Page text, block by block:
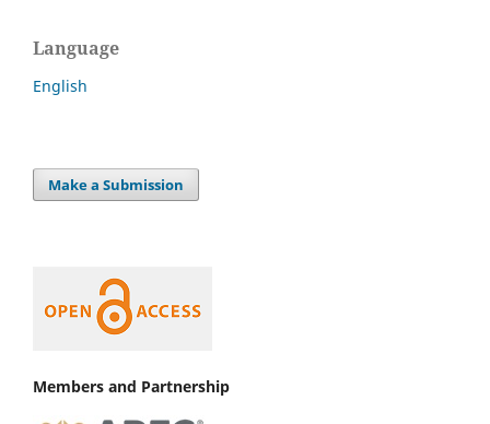
Language
English
Make a Submission
Members and Partnership